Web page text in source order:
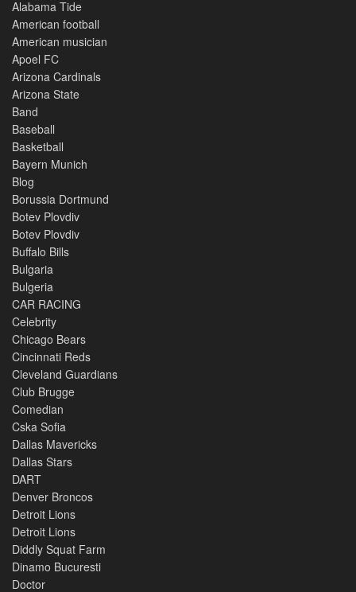
Alabama Tide
American football
American musician
Apoel FC
Arizona Cardinals
Arizona State
Band
Baseball
Basketball
Bayern Munich
Blog
Borussia Dortmund
Botev Plovdiv
Botev Plovdiv
Buffalo Bills
Bulgaria
Bulgeria
CAR RACING
Celebrity
Chicago Bears
Cincinnati Reds
Cleveland Guardians
Club Brugge
Comedian
Cska Sofia
Dallas Mavericks
Dallas Stars
DART
Denver Broncos
Detroit Lions
Detroit Lions
Diddly Squat Farm
Dinamo Bucuresti
Doctor